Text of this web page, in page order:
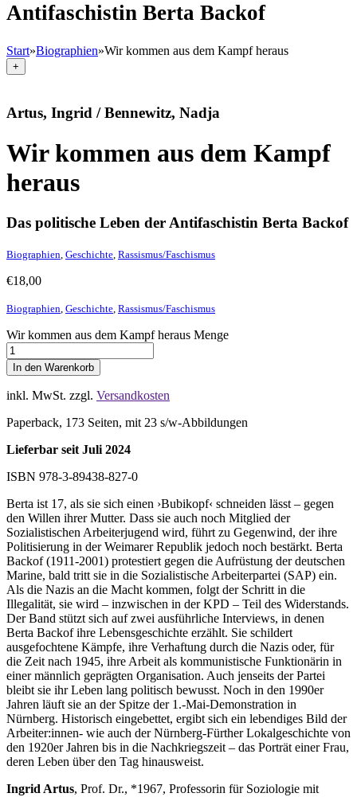
Antifaschistin Berta Backof
Start»Biographien»Wir kommen aus dem Kampf heraus
+
Artus, Ingrid / Bennewitz, Nadja
Wir kommen aus dem Kampf
heraus
Das politische Leben der Antifaschistin Berta Backof
Biographien, Geschichte, Rassismus/Faschismus
€18,00
Biographien, Geschichte, Rassismus/Faschismus
Wir kommen aus dem Kampf heraus Menge
In den Warenkorb
inkl. MwSt. zzgl. Versandkosten
Paperback, 173 Seiten, mit 23 s/w-Abbildungen
Lieferbar seit Juli 2024
ISBN 978-3-89438-827-0
Berta ist 17, als sie sich einen ›Bubikopf‹ schneiden lässt – gegen
den Willen ihrer Mutter. Dass sie auch noch Mitglied der
Sozialistischen Arbeiterjugend wird, führt zu Gegenwind, der ihre
Politisierung in der Weimarer Republik jedoch noch bestärkt. Berta
Backof (1911-2001) protestiert gegen die Aufrüstung der deutschen
Marine, bald tritt sie in die Sozialistische Arbeiterpartei (SAP) ein.
Als die Nazis an die Macht kommen, folgt der Schritt in die
Illegalität, sie wird – inzwischen in der KPD – Teil des Widerstands.
Der Band stützt sich auf zwei ausführliche Interviews, in denen
Berta Backof ihre Lebensgeschichte erzählt. Sie schildert
ausgefochtene Kämpfe, ihre Verhaftung durch die Nazis oder, für
die Zeit nach 1945, ihre Arbeit als kommunistische Funktionärin in
einer männlich geprägten Organisation. Auch jenseits der Partei
bleibt sie ihr Leben lang politisch bewusst. Noch in den 1990er
Jahren läuft sie an der Spitze der 1.-Mai-Demonstration in
Nürnberg. Historisch eingebettet, ergibt sich ein lebendiges Bild der
Arbeiter:innen- wie auch der Nürnberg-Fürther Lokalgeschichte von
den 1920er Jahren bis in die Nachkriegszeit – das Porträt einer Frau,
deren Leben über den Tag hinausweist.
Ingrid Artus, Prof. Dr., *1967, Professorin für Soziologie mit